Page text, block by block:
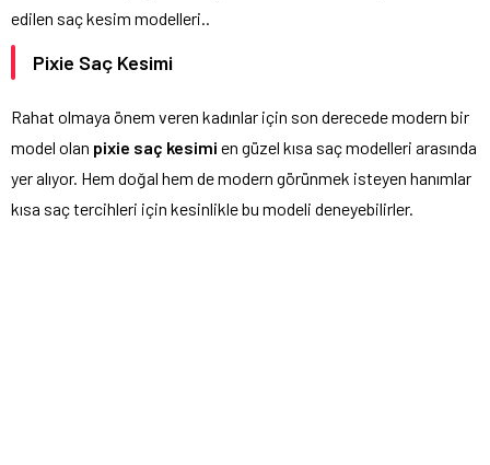
edilen saç kesim modelleri..
Pixie Saç Kesimi
Rahat olmaya önem veren kadınlar için son derecede modern bir
model olan pixie saç kesimi en güzel kısa saç modelleri arasında
yer alıyor. Hem doğal hem de modern görünmek isteyen hanımlar
kısa saç tercihleri için kesinlikle bu modeli deneyebilirler.